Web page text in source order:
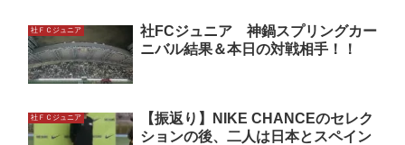
社ＦＣジュニア
社FCジュニア 神鍋スプリングカー
ニバル結果＆本日の対戦相手！！
社ＦＣジュニア
【振返り】NIKE CHANCEのセレク
ションの後、二人は日本とスペイン